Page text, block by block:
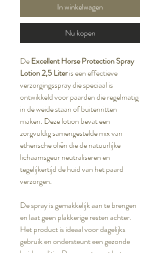
In winkelwagen
Nu kopen
DeExcellent Horse Protection Spray
Lotion 2,5 Literis een effectieve
verzorgingsspray die speciaal is
ontwikkeld voor paarden die regelmatig
in de weide staan of buitenritten
maken. Deze lotion bevat een
zorgvuldig samengestelde mix van
etherische oliën die de natuurlijke
lichaamsgeur neutraliseren en
tegelijkertijd de huid van het paard
verzorgen.
De spray is gemakkelijk aan te brengen
en laat geen plakkerige resten achter.
Het product is ideaal voor dagelijks
gebruik en ondersteunt een gezonde